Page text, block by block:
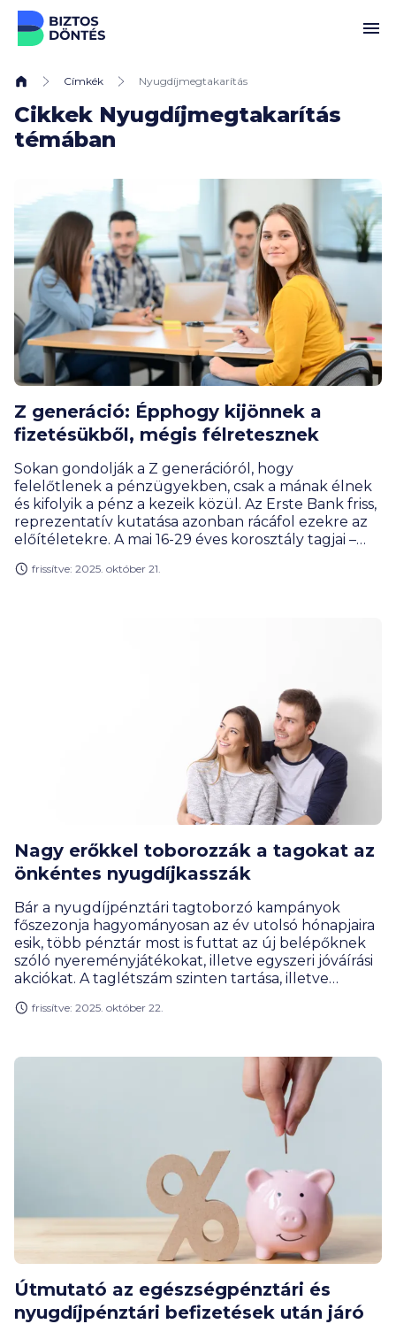
Ugrás a tartalomhoz
Címkék Nyugdíjmegtakarítás
Cikkek Nyugdíjmegtakarítás
témában
Z generáció: Épphogy kijönnek a
fizetésükből, mégis félretesznek
Sokan gondolják a Z generációról, hogy
felelőtlenek a pénzügyekben, csak a mának élnek
és kifolyik a pénz a kezeik közül. Az Erste Bank friss,
reprezentatív kutatása azonban rácáfol ezekre az
előítéletekre. A mai 16-29 éves korosztály tagjai –
meglepően tudatosan tervezik a jövőjüket,
frissítve: 2025. október 21.
Nagy erőkkel toborozzák a tagokat az
önkéntes nyugdíjkasszák
Bár a nyugdíjpénztári tagtoborzó kampányok
főszezonja hagyományosan az év utolsó hónapjaira
esik, több pénztár most is futtat az új belépőknek
szóló nyereményjátékokat, illetve egyszeri jóváírási
akciókat. A taglétszám szinten tartása, illetve
még úgy is, hogy a múlt évben már sikerült
frissítve: 2025. október 22.
Útmutató az egészségpénztári és
nyugdíjpénztári befizetések után járó